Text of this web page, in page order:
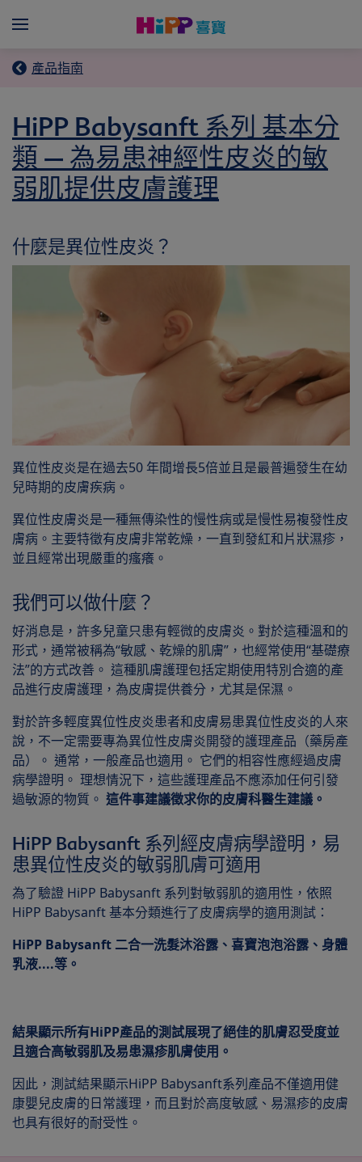
Menü
產品指南
HiPP Babysanft 系列 基本分
類 – 為易患神經性皮炎的敏
弱肌提供皮膚護理
什麼是異位性皮炎？
異位性皮炎是在過去50 年間增長5倍並且是最普遍發生在幼
兒時期的皮膚疾病。
異位性皮膚炎是一種無傳染性的慢性病或是慢性易複發性皮
膚病。主要特徵有皮膚非常乾燥，一直到發紅和片狀濕疹，
並且經常出現嚴重的瘙癢。
我們可以做什麼？
好消息是，許多兒童只患有輕微的皮膚炎。對於這種溫和的
形式，通常被稱為“敏感、乾燥的肌膚”，也經常使用“基礎療
法”的方式改善。 這種肌膚護理包括定期使用特別合適的產
品進行皮膚護理，為皮膚提供養分，尤其是保濕。
對於許多輕度異位性皮炎患者和皮膚易患異位性皮炎的人來
說，不一定需要專為異位性皮膚炎開發的護理產品（藥房產
品）。 通常，一般產品也適用。 它們的相容性應經過皮膚
病學證明。 理想情況下，這些護理產品不應添加任何引發
過敏源的物質。 這件事建議徵求你的皮膚科醫生建議。
HiPP Babysanft 系列經皮膚病學證明，易
患異位性皮炎的敏弱肌膚可適用
為了驗證 HiPP Babysanft 系列對敏弱肌的適用性，依照
HiPP Babysanft 基本分類進行了皮膚病學的適用測試：
HiPP Babysanft 二合一洗髮沐浴露、喜寶泡泡浴露、身體
乳液....等。
結果顯示所有HiPP產品的測試展現了絕佳的肌膚忍受度並
且適合高敏弱肌及易患濕疹肌膚使用。
因此，測試結果顯示HiPP Babysanft系列產品不僅適用健
康嬰兒皮膚的日常護理，而且對於高度敏感、易濕疹的皮膚
也具有很好的耐受性。